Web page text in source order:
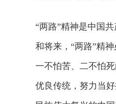
“两路”精神是中国
和将来，“两路”精
一不怕苦、二不怕
优良传统，努力当